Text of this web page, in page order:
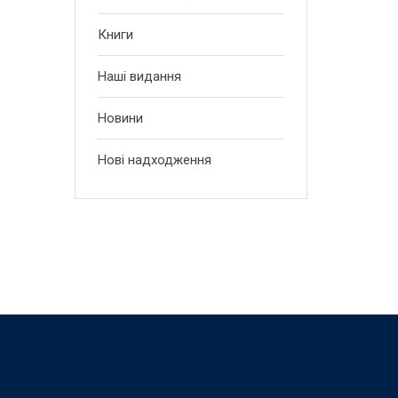
Книги
Наші видання
Новини
Нові надходження